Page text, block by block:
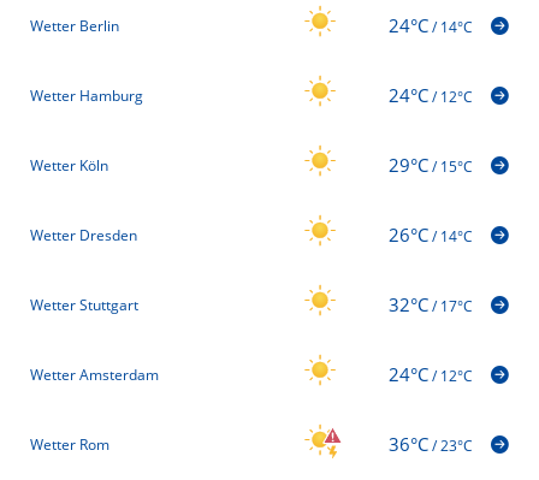
Wetter Berlin 24°C/14°C
Wetter Hamburg 24°C/12°C
Wetter Köln 29°C/15°C
Wetter Dresden 26°C/14°C
Wetter Stuttgart 32°C/17°C
Wetter Amsterdam 24°C/12°C
Wetter Rom 36°C/23°C